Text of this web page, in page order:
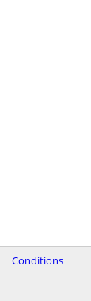
Conditions